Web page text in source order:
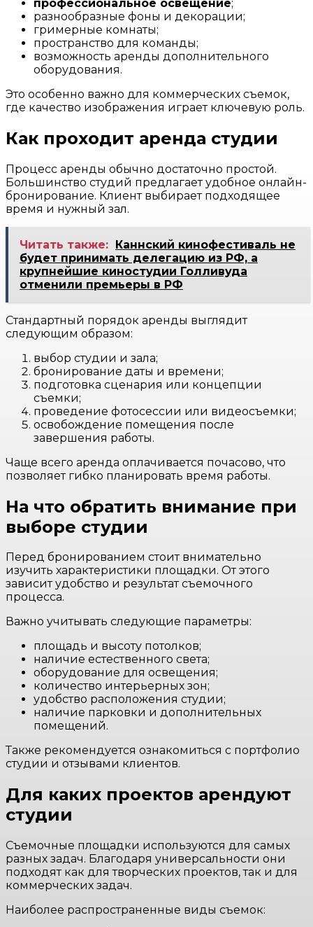
профессиональное освещение;
разнообразные фоны и декорации;
гримерные комнаты;
пространство для команды;
возможность аренды дополнительного
оборудования.
Это особенно важно для коммерческих съемок,
где качество изображения играет ключевую роль.
Как проходит аренда студии
Процесс аренды обычно достаточно простой.
Большинство студий предлагает удобное онлайн-
бронирование. Клиент выбирает подходящее
время и нужный зал.
Читать также: Каннский кинофестиваль не
будет принимать делегацию из РФ, а
крупнейшие киностудии Голливуда
отменили премьеры в РФ
Стандартный порядок аренды выглядит
следующим образом:
выбор студии и зала;
бронирование даты и времени;
подготовка сценария или концепции
съемки;
проведение фотосессии или видеосъемки;
освобождение помещения после
завершения работы.
Чаще всего аренда оплачивается почасово, что
позволяет гибко планировать время работы.
На что обратить внимание при
выборе студии
Перед бронированием стоит внимательно
изучить характеристики площадки. От этого
зависит удобство и результат съемочного
процесса.
Важно учитывать следующие параметры:
площадь и высоту потолков;
наличие естественного света;
оборудование для освещения;
количество интерьерных зон;
удобство расположения студии;
наличие парковки и дополнительных
помещений.
Также рекомендуется ознакомиться с портфолио
студии и отзывами клиентов.
Для каких проектов арендуют
студии
Съемочные площадки используются для самых
разных задач. Благодаря универсальности они
подходят как для творческих проектов, так и для
коммерческих задач.
Наиболее распространенные виды съемок: